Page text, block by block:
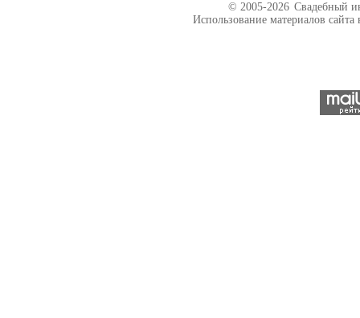
© 2005-2026 Свадебный
Использование материалов